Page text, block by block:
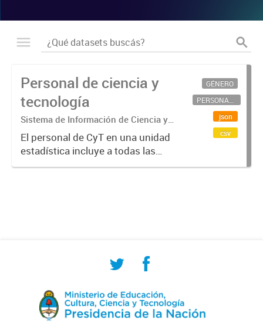
Personal de ciencia y
tecnología
Sistema de Información de Ciencia y
Tecnología Argentino (SICYTAR)
El personal de CyT en una unidad
estadística incluye a todas las
personas involucradas
GÉNERO
PERSONAL CIENTÍFICO-TECNOLÓGICO
json
csv